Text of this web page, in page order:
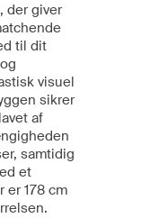
der giver
til dit
visuel
sikrer
af
samtidig
et
178 cm